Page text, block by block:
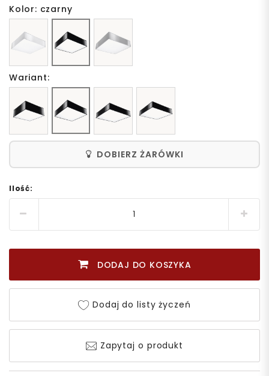
Kolor: czarny
Wariant:
DOBIERZ ŻARÓWKI
Ilość:
DODAJ DO KOSZYKA
Dodaj do listy życzeń
Zapytaj o produkt